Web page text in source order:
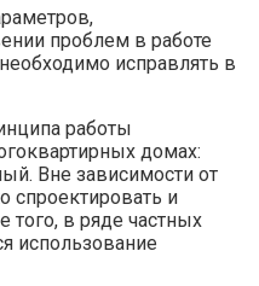
проблем в работе
исправлять в
работы
домах:
Вне зависимости от
спроектировать и
того, в ряде частных
использование